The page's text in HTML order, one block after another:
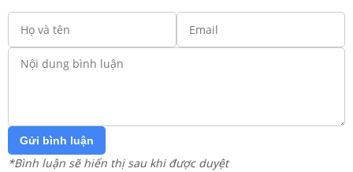
Gửi bình luận
*Bình luận sẽ hiển thị sau khi được duyệt